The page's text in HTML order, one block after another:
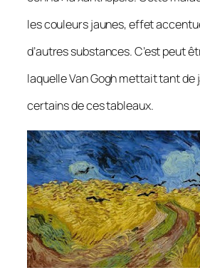
les couleurs jaunes, effet
d’autres substances. C’est peut
laquelle Van Gogh mettait tant de
certains de ces tableaux.